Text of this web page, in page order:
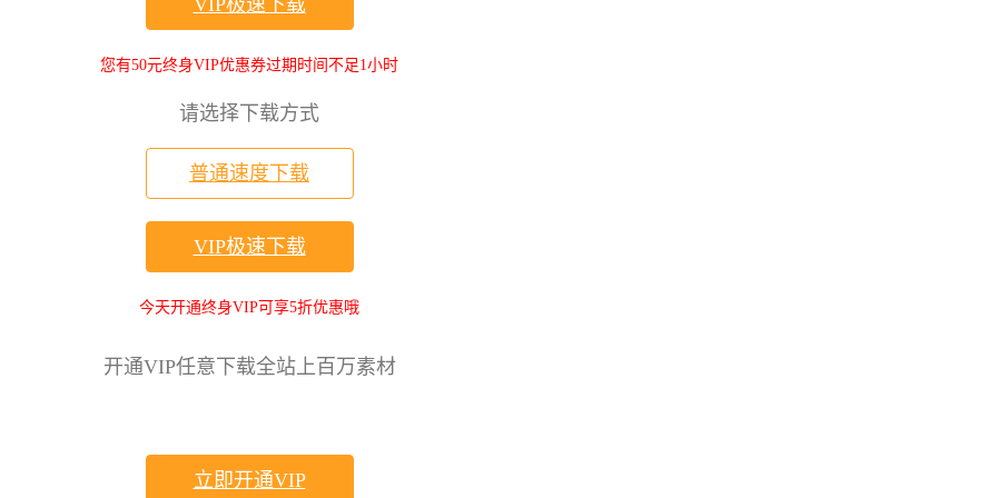
VIP极速下载
您有50元终身VIP优惠券过期时间不足1小时
请选择下载方式
普通速度下载
VIP极速下载
今天开通终身VIP可享5折优惠哦
开通VIP任意下载全站上百万素材
立即开通VIP